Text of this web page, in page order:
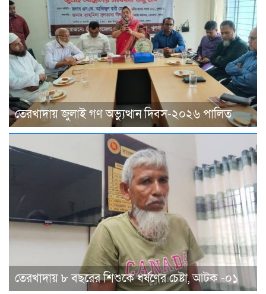
তেরখাদায় জুলাই গণ অভ্যুত্থান দিবস-২০২৬ পালিত
তেরখাদায় ৮ বছরের শিশুকে ধর্ষণের চেষ্টা, আটক -০১